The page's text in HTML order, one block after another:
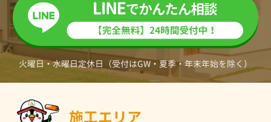
火曜日・水曜日定休日（受付はGW・夏季・年末年始を除く）
施工エリア